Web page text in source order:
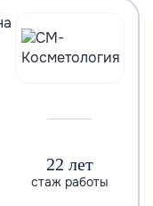
22 лет
стаж работы